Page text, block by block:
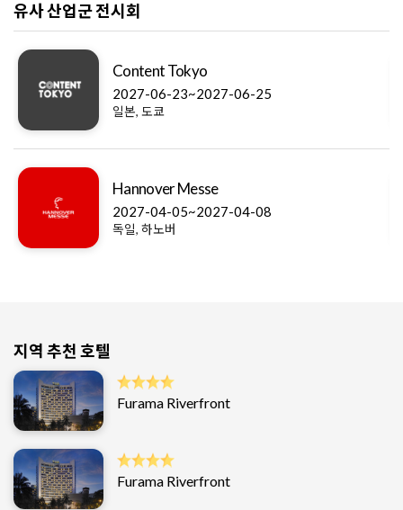
유사 산업군 전시회
Content Tokyo
2027-06-23~2027-06-25
일본, 도쿄
Hannover Messe
2027-04-05~2027-04-08
독일, 하노버
지역 추천 호텔
Furama Riverfront
Furama Riverfront